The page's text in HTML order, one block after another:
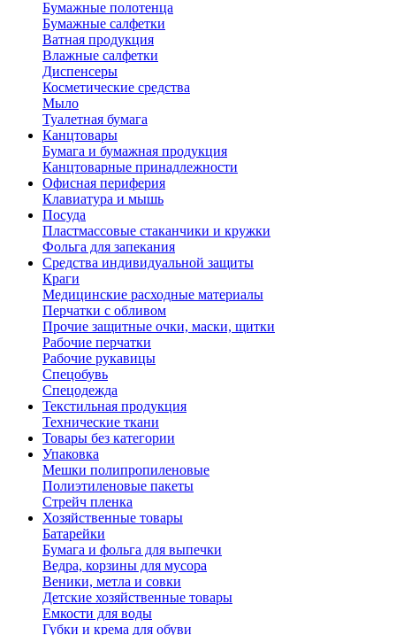
Бумажные полотенца
Бумажные салфетки
Ватная продукция
Влажные салфетки
Диспенсеры
Косметические средства
Мыло
Туалетная бумага
Канцтовары
Бумага и бумажная продукция
Канцтоварные принадлежности
Офисная периферия
Клавиатура и мышь
Посуда
Пластмассовые стаканчики и кружки
Фольга для запекания
Средства индивидуальной защиты
Краги
Медицинские расходные материалы
Перчатки с обливом
Прочие защитные очки, маски, щитки
Рабочие перчатки
Рабочие рукавицы
Спецобувь
Спецодежда
Текстильная продукция
Технические ткани
Товары без категории
Упаковка
Мешки полипропиленовые
Полиэтиленовые пакеты
Стрейч пленка
Хозяйственные товары
Батарейки
Бумага и фольга для выпечки
Ведра, корзины для мусора
Веники, метла и совки
Детские хозяйственные товары
Емкости для воды
Губки и крема для обуви